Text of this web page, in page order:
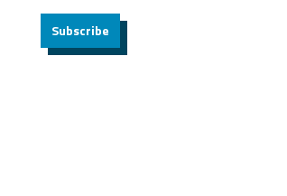
Subscribe